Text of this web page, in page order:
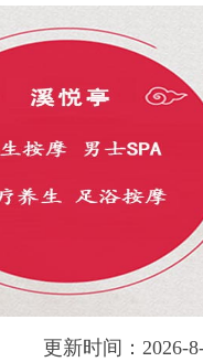
更新时间：2026-